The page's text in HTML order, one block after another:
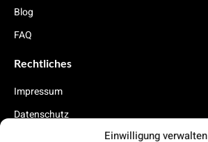
Einwilligung verwalten
Blog
FAQ
Rechtliches
Impressum
Datenschutz